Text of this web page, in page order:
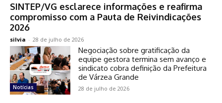
SINTEP/VG esclarece informações e reafirma
compromisso com a Pauta de Reivindicações
2026
silvia - 28 de julho de 2026
Notícias
Negociação sobre gratificação da
equipe gestora termina sem avanço e
sindicato cobra definição da Prefeitura
de Várzea Grande
28 de julho de 2026